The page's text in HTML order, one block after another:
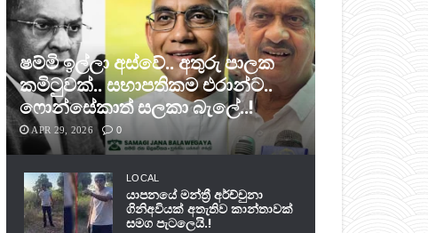
ෂම්මි ඉල්ලා අස්වේ.. අතුරු පාලක
කමිටුවක්.. සභාපතිකම එරාන්ට..
ෆොන්සේකාත් සලකා බැලේ..!
APR 29, 2026 0
LOCAL
යාපනයේ මන්ත්‍රී අර්ච්චුනා
ගිනිඅවියක් අතැතිව කාන්තාවක්
සමග පැටලෙයි.!